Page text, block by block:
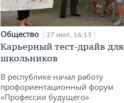
Общество 27 июл, 16:15
Карьерный тест-драйв для
школьников
В республике начал работу
профориентационный форум
«Профессии будущего»